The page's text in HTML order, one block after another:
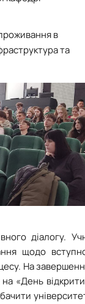
в
та
діалогу.
щодо
На
«День